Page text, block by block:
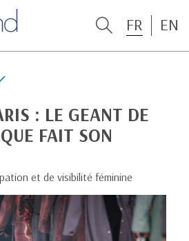
FR EN
: LE GEANT DE
FAIT SON
et de visibilité féminine